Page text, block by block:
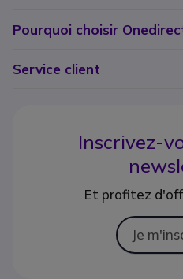
Pourquoi choisir
Service client
Inscrivez-
Et profitez
Je